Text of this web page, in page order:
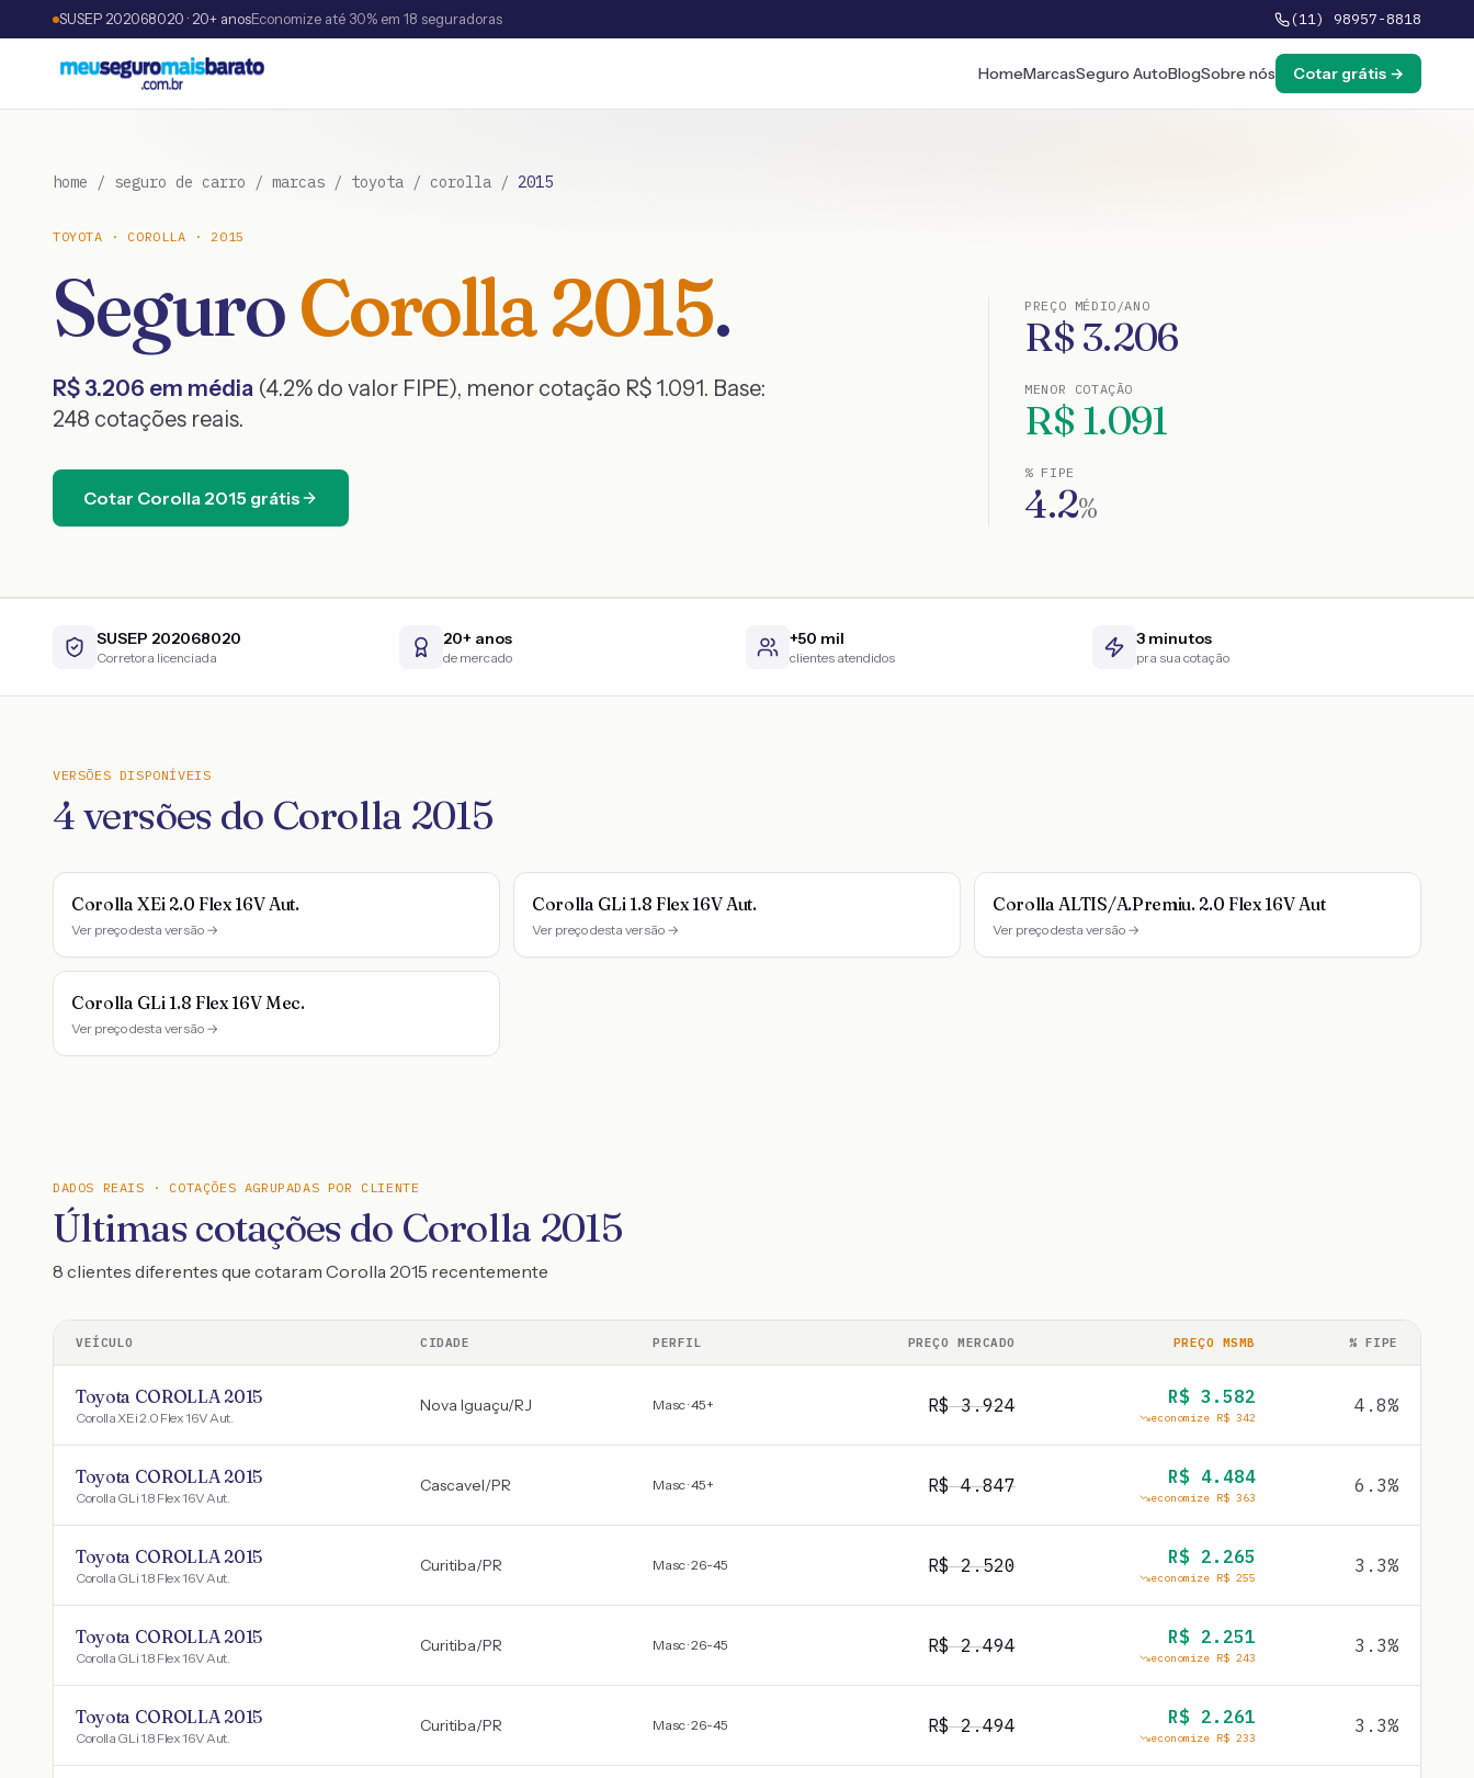
SUSEP 202068020 · 20+ anosEconomize até 30% em 18 seguradoras (11) 98957-8818
HomeMarcasSeguro AutoBlogSobre nós Cotar grátis →
home / seguro de carro / marcas / toyota / corolla / 2015
TOYOTA · COROLLA · 2015
SeguroCorolla2015.
R$ 3.206 em média (4.2% do valor FIPE), menor cotação R$ 1.091. Base:
248 cotações reais.
Cotar Corolla 2015 grátis
PREÇO MÉDIO/ANO
R$ 3.206
MENOR COTAÇÃO
R$ 1.091
% FIPE
4.2%
SUSEP 202068020
Corretora licenciada
20+ anos
de mercado
+50 mil
clientes atendidos
3 minutos
pra sua cotação
VERSÕES DISPONÍVEIS
4versões do Corolla 2015
Corolla XEi 2.0 Flex 16V Aut.
Ver preço desta versão →
Corolla GLi 1.8 Flex 16V Aut.
Ver preço desta versão →
Corolla ALTIS/A.Premiu. 2.0 Flex 16V Aut
Ver preço desta versão →
Corolla GLi 1.8 Flex 16V Mec.
Ver preço desta versão →
DADOS REAIS · COTAÇÕES AGRUPADAS POR CLIENTE
Últimas cotações do Corolla 2015
8 clientes diferentes que cotaram Corolla 2015 recentemente
VEÍCULO CIDADE PERFIL PREÇO MERCADO PREÇO MSMB % FIPE
Toyota COROLLA 2015
Corolla XEi 2.0 Flex 16V Aut.
Nova Iguaçu/RJ Masc · 45+ R$3.924 R$ 3.582
economize R$ 342
4.8%
Toyota COROLLA 2015
Corolla GLi 1.8 Flex 16V Aut.
Cascavel/PR Masc · 45+ R$4.847 R$ 4.484
economize R$ 363
6.3%
Toyota COROLLA 2015
Corolla GLi 1.8 Flex 16V Aut.
Curitiba/PR Masc · 26-45 R$2.520 R$ 2.265
economize R$ 255
3.3%
Toyota COROLLA 2015
Corolla GLi 1.8 Flex 16V Aut.
Curitiba/PR Masc · 26-45 R$2.494 R$ 2.251
economize R$ 243
3.3%
Toyota COROLLA 2015
Corolla GLi 1.8 Flex 16V Aut.
Curitiba/PR Masc · 26-45 R$2.494 R$ 2.261
economize R$ 233
3.3%